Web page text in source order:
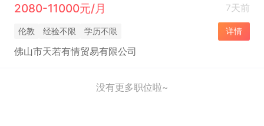
2080-11000元/月
7天前
伦教 经验不限 学历不限 详情
佛山市天若有情贸易有限公司
没有更多职位啦~